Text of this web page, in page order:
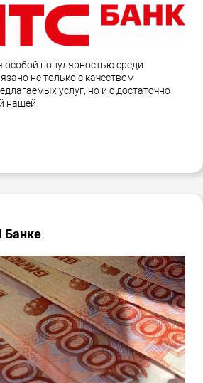
особой популярностью среди
не только с качеством
услуг, но и с достаточно
нашей